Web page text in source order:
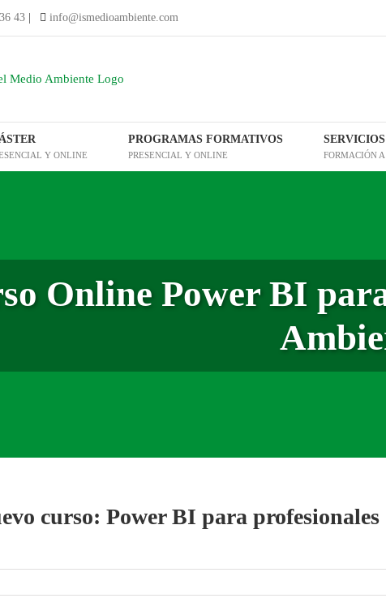
43 info@ismedioambiente.com
Y ONLINE
PROGRAMAS FORMATIVOS
PRESENCIAL Y ONLINE FORMACIÓN
Online Power BI
curso: Power BI para